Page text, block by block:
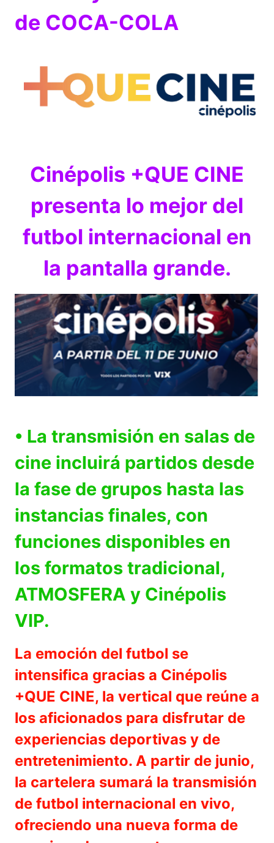
de COCA-COLA
Cinépolis +QUE CINE
presenta lo mejor del
futbol internacional en
la pantalla grande.
• La transmisión en salas de
cine incluirá partidos desde
la fase de grupos hasta las
instancias finales, con
funciones disponibles en
los formatos tradicional,
ATMOSFERA y Cinépolis
VIP.
La emoción del futbol se
intensifica gracias a Cinépolis
+QUE CINE, la vertical que reúne a
los aficionados para disfrutar de
experiencias deportivas y de
entretenimiento. A partir de junio,
la cartelera sumará la transmisión
de futbol internacional en vivo,
ofreciendo una nueva forma de